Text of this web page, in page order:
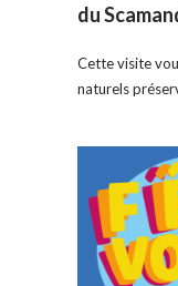
du
Cette visite
naturels